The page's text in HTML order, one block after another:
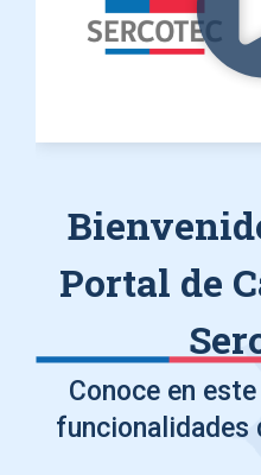
Portal de
Conoce en
funcionalidades